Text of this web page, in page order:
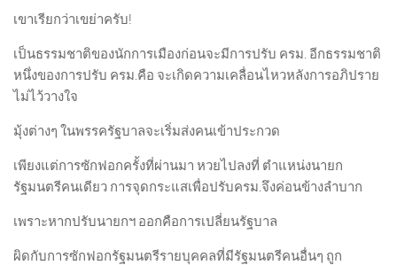
เขาเรียกว่าเขย่าครับ!
เป็นธรรมชาติของนักการเมืองก่อนจะมีการปรับ ครม. อีกธรรมชาติ
หนึ่งของการปรับ ครม.คือ จะเกิดความเคลื่อนไหวหลังการอภิปราย
ไม่ไว้วางใจ
มุ้งต่างๆ ในพรรครัฐบาลจะเริ่มส่งคนเข้าประกวด
เพียงแต่การซักฟอกครั้งที่ผ่านมา หวยไปลงที่ ตำแหน่งนายก
รัฐมนตรีคนเดียว การจุดกระแสเพื่อปรับครม.จึงค่อนข้างลำบาก
เพราะหากปรับนายกฯ ออกคือการเปลี่ยนรัฐบาล
ผิดกับการซักฟอกรัฐมนตรีรายบุคคลที่มีรัฐมนตรีคนอื่นๆ ถูก